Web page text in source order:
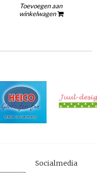
Toevoegen aan
winkelwagen
Socialmedia